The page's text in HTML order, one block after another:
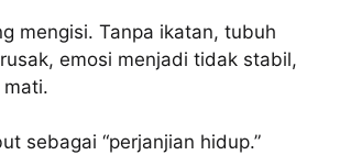
mengisi. Tanpa ikatan, tubuh
emosi menjadi tidak stabil,
sebagai “perjanjian hidup.”